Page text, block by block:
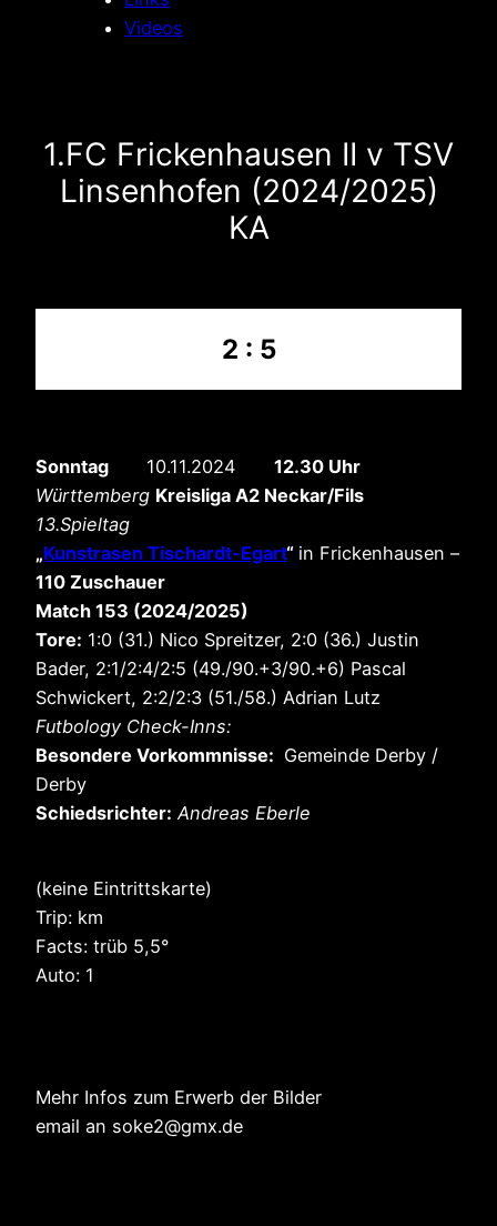
Videos
1.FC Frickenhausen II v TSV
Linsenhofen (2024/2025)
KA
2 : 5
Sonntag 10.11.2024 12.30 Uhr
Württemberg Kreisliga A2 Neckar/Fils
13.Spieltag
„Kunstrasen Tischardt-Egart“ in Frickenhausen –
110 Zuschauer
Match 153 (2024/2025)
Tore: 1:0 (31.) Nico Spreitzer, 2:0 (36.) Justin
Bader, 2:1/2:4/2:5 (49./90.+3/90.+6) Pascal
Schwickert, 2:2/2:3 (51./58.) Adrian Lutz
Futbology Check-Inns:
Besondere Vorkommnisse: Gemeinde Derby /
Derby
Schiedsrichter: Andreas Eberle
(keine Eintrittskarte)
Trip: km
Facts: trüb 5,5°
Auto: 1
Mehr Infos zum Erwerb der Bilder
email an soke2@gmx.de